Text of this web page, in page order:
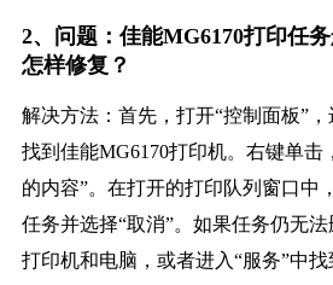
2、问题：佳能MG6170打印任
怎样修复？
解决方法：首先，打开“控制面板”，
找到佳能MG6170打印机。右键单击
的内容”。在打开的打印队列窗口中
任务并选择“取消”。如果任务仍无
打印机和电脑，或者进入“服务”中找